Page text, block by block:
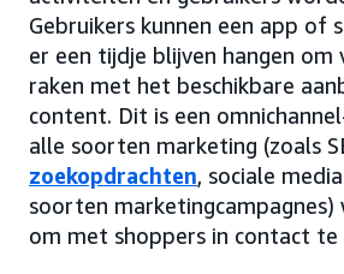
Gebruikers kunnen een app of
er een tijdje blijven hangen
raken met het beschikbare
content. Dit is een
alle soorten marketing (zoals
zoekopdrachten, sociale
soorten
om met shoppers in contact te